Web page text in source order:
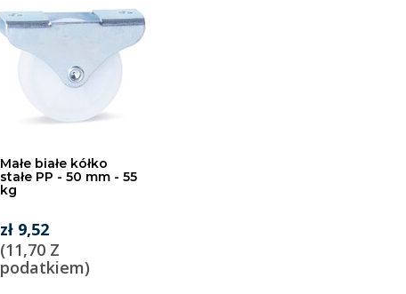
Małe białe kółko
stałe PP - 50 mm - 55
kg
zł 9,52
(11,70 Z
podatkiem)